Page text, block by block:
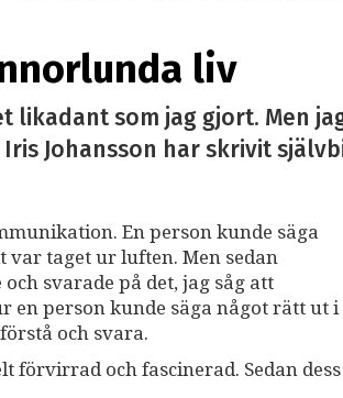
liv
som jag gjort. Men
Johansson har skrivit
En person kunde säga
var taget ur luften. Men sedan
svarade på det, jag såg att
en person kunde säga något rätt ut i
och svara.
förvirrad och fascinerad. Sedan dess